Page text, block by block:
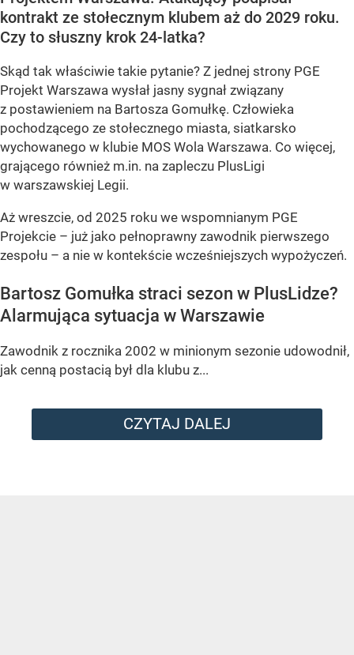
kontrakt ze stołecznym klubem aż do 2029 roku.
Czy to słuszny krok 24-latka?
Skąd tak właściwie takie pytanie? Z jednej strony PGE
Projekt Warszawa wysłał jasny sygnał związany
z postawieniem na Bartosza Gomułkę. Człowieka
pochodzącego ze stołecznego miasta, siatkarsko
wychowanego w klubie MOS Wola Warszawa. Co więcej,
grającego również m.in. na zapleczu PlusLigi
w warszawskiej Legii.
Aż wreszcie, od 2025 roku we wspomnianym PGE
Projekcie – już jako pełnoprawny zawodnik pierwszego
zespołu – a nie w kontekście wcześniejszych wypożyczeń.
Bartosz Gomułka straci sezon w PlusLidze?
Alarmująca sytuacja w Warszawie
Zawodnik z rocznika 2002 w minionym sezonie udowodnił,
jak cenną postacią był dla klubu z...
CZYTAJ DALEJ